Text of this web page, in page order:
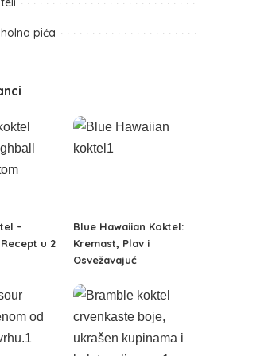
pića
–
u 2
Blue Hawaiian Koktel:
Kremast, Plav i
Osvežavajuć